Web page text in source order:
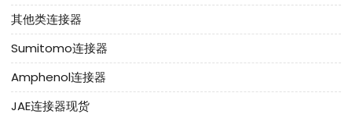
其他类连接器
Sumitomo连接器
Amphenol连接器
JAE连接器现货